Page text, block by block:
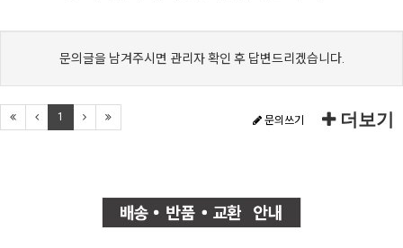
문의글을 남겨주시면 관리자 확인 후 답변드리겠습니다.
1 문의쓰기 더보기